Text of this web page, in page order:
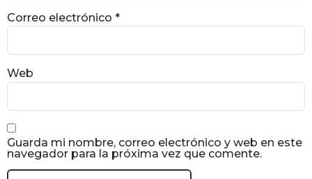
Correo electrónico *
Web
Guarda mi nombre, correo electrónico y web en este
navegador para la próxima vez que comente.